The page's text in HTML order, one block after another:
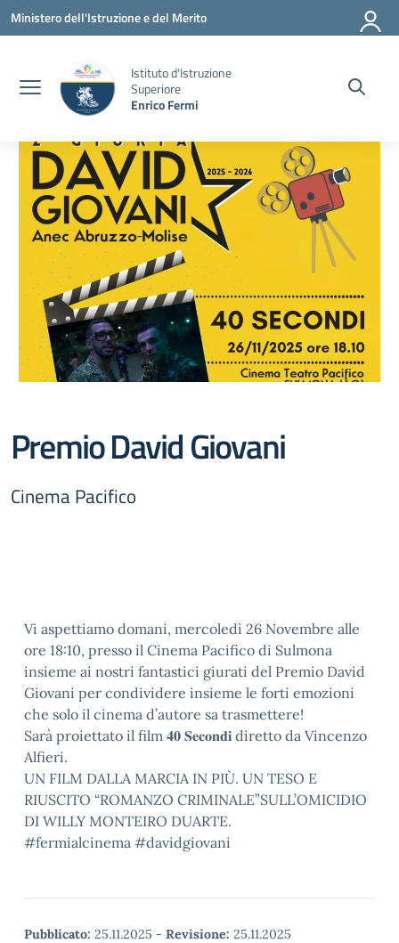
Vai ai contenuti
Vai al menu di navigazione
Vai al footer
Ministero dell'Istruzione e del Merito
Istituto d'Istruzione
Superiore
Enrico Fermi
Premio David Giovani
Cinema Pacifico
Vi aspettiamo domani, mercoledì 26 Novembre alle
ore 18:10, presso il Cinema Pacifico di Sulmona
insieme ai nostri fantastici giurati del Premio David
Giovani per condividere insieme le forti emozioni
che solo il cinema d’autore sa trasmettere!
Sarà proiettato il film 𝟒𝟎 𝐒𝐞𝐜𝐨𝐧𝐝𝐢 diretto da Vincenzo
Alfieri.
UN FILM DALLA MARCIA IN PIÙ. UN TESO E
RIUSCITO “ROMANZO CRIMINALE”SULL’OMICIDIO
DI WILLY MONTEIRO DUARTE.
#fermialcinema #davidgiovani
Pubblicato: 25.11.2025 - Revisione: 25.11.2025